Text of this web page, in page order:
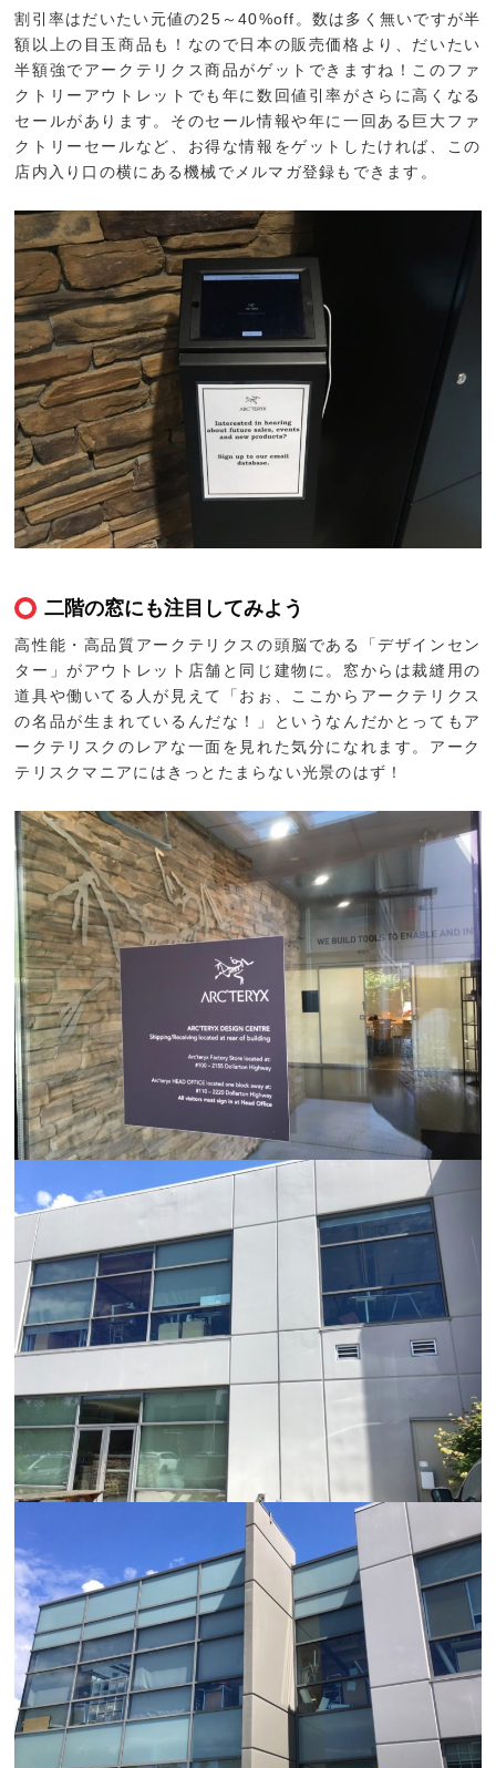
割引率はだいたい元値の25～40%off。数は多く無いですが半
額以上の目玉商品も！なので日本の販売価格より、だいたい
半額強でアークテリクス商品がゲットできますね！このファ
クトリーアウトレットでも年に数回値引率がさらに高くなる
セールがあります。そのセール情報や年に一回ある巨大ファ
クトリーセールなど、お得な情報をゲットしたければ、この
店内入り口の横にある機械でメルマガ登録もできます。
二階の窓にも注目してみよう
高性能・高品質アークテリクスの頭脳である「デザインセン
ター」がアウトレット店舗と同じ建物に。窓からは裁縫用の
道具や働いてる人が見えて「おぉ、ここからアークテリクス
の名品が生まれているんだな！」というなんだかとってもア
ークテリスクのレアな一面を見れた気分になれます。アーク
テリスクマニアにはきっとたまらない光景のはず！